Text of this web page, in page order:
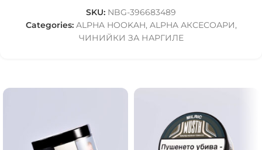
SKU: NBG-396683489
Categories: ALPHA HOOKAH, ALPHA АКСЕСОАРИ,
ЧИНИЙКИ ЗА НАРГИЛЕ